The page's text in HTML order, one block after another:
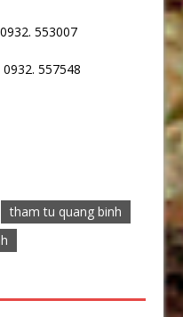
553007
557548
tham tu quang binh